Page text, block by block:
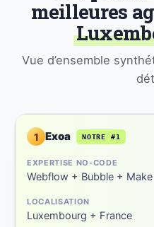
meilleures
Vue d’ensemble
1 Exoa NOTRE #1
Webflow + Bubble +
Luxembourg + France